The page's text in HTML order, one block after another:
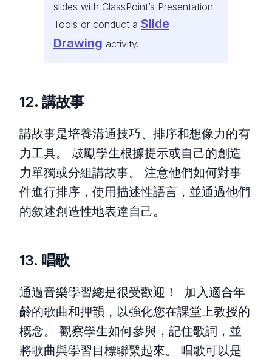
slides with ClassPoint’s Presentation
Tools or conduct a Slide
Drawing activity.
12. 講故事
講故事是培養溝通技巧、排序和想像力的有
力工具。 鼓勵學生根據提示或自己的創造
力單獨或分組講故事。 注意他們如何對事
件進行排序，使用描述性語言，並通過他們
的敘述創造性地表達自己。
13. 唱歌
通過音樂學習總是很受歡迎！ 加入適合年
齡的歌曲和押韻，以強化您在課堂上教授的
概念。 觀察學生如何參與，記住歌詞，並
將歌曲與學習目標聯繫起來。 唱歌可以是